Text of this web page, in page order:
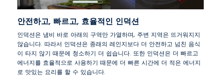
안전하고, 빠르고, 효율적인 인덕션
인덕션은 냄비 바로 아래의 구역만 가열하며, 주변 지역은 뜨거워지지
않습니다. 따라서 인덕션은 종래의 레인지보다 더 안전하고 넘친 음식
이 타지 않기 때문에 청소하기 더 쉽습니다. 또한 인덕션은 더 빠르고
에너지를 효율적으로 사용하기 때문에 더 빠른 시간에 더 적은 에너지
로 맛있는 요리를 할 수 있습니다.